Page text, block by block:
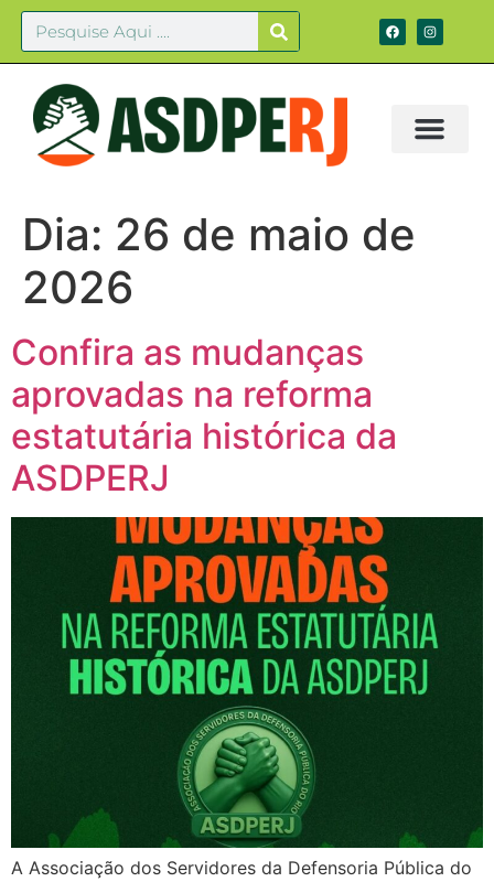
Dia: 26 de maio de
2026
Confira as mudanças
aprovadas na reforma
estatutária histórica da
ASDPERJ
A Associação dos Servidores da Defensoria Pública do